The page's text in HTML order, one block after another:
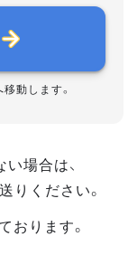
動します。
場合は、
りください。
おります。